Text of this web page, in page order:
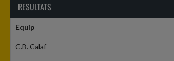
RESULTATS
Equip
C.B. Calaf